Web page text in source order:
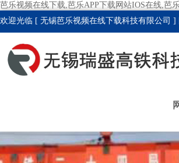
芭乐视频在线下载,芭乐APP下载网站IOS在线,芭
欢迎光临 [ 无锡芭乐视频在线下载科技有限公司 ] 网